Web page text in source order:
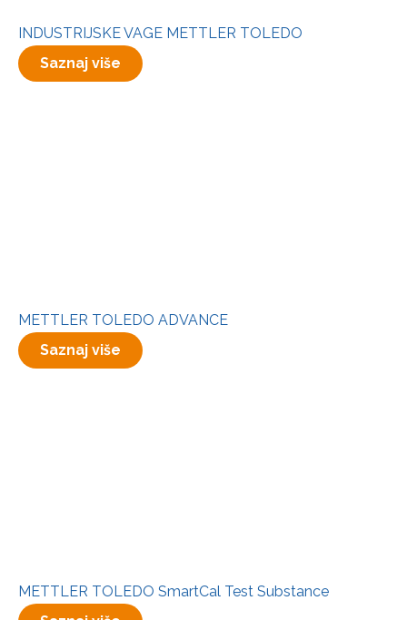
INDUSTRIJSKE VAGE METTLER TOLEDO
Saznaj više
METTLER TOLEDO ADVANCE
Saznaj više
METTLER TOLEDO SmartCal Test Substance